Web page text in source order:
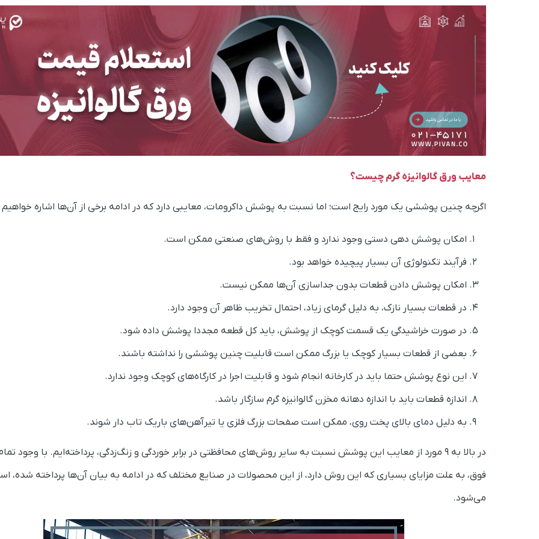
معایب ورق گالوانیزه گرم چیست؟
اگرچه چنین پوششی یک مورد رایج است؛ اما نسبت به پوشش داکرومات، معایبی دارد که در ادامه برخی از آن‌ها اشاره خواهیم
امکان پوشش دهی دستی وجود ندارد و فقط با روش‌های صنعتی ممکن است.
فرآیند تکنولوژی آن بسیار پیچیده خواهد بود.
امکان پوشش دادن قطعات بدون جداسازی آن‌ها ممکن نیست.
در قطعات بسیار نازک، به دلیل گرمای زیاد، احتمال تخریب ظاهر آن وجود دارد.
در صورت خراشیدگی یک قسمت کوچک از پوشش، باید کل قطعه مجددا پوشش داده شود.
بعضی از قطعات بسیار کوچک یا بزرگ ممکن است قابلیت چنین پوششی را نداشته باشند.
این نوع پوشش حتما باید در کارخانه انجام شود و قابلیت اجرا در کارگاه‌های کوچک وجود ندارد.
اندازه قطعات باید با اندازه دهانه مخزن گالوانیزه گرم سازگار باشد.
به دلیل دمای بالای پخت روی، ممکن است صفحات بزرگ فلزی یا تیرآهن‌های باریک تاب دار شوند.
در بالا به 9 مورد از معایب این پوشش نسبت به سایر روش‌های محافظتی در برابر خوردگی و زنگ‌زدگی، پرداخته‌ایم. با وجود
فوق، به علت مزایای بسیاری که این روش دارد، از این محصولات در صنایع مختلف که در ادامه به بیان آن‌ها پرداخته شده،
می‌شود.